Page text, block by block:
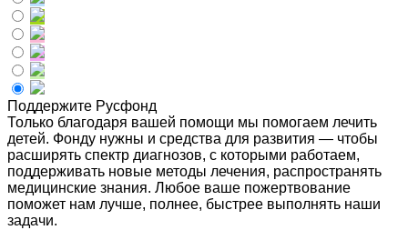
Поддержите Русфонд
Только благодаря вашей помощи мы помогаем лечить
детей. Фонду нужны и средства для развития — чтобы
расширять спектр диагнозов, с которыми работаем,
поддерживать новые методы лечения, распространять
медицинские знания. Любое ваше пожертвование
поможет нам лучше, полнее, быстрее выполнять наши
задачи.